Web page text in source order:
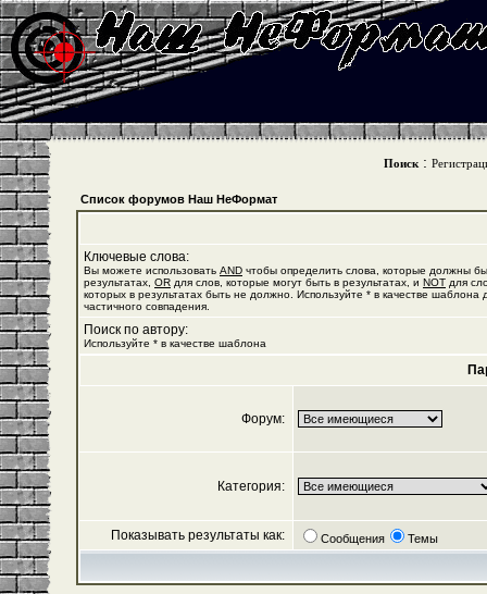
Поиск :
Список форумов Наш НеФормат
Ключевые слова:
Вы можете использовать AND чтобы определить слова, которые должны
результатах, OR для слов, которые могут быть в результатах, и NOT для
которых в результатах быть не должно. Используйте * в качестве шаблона
частичного совпадения.
Поиск по автору:
Используйте * в качестве шаблона
Форум:
Категория:
Показывать результаты как: Сообщения Темы